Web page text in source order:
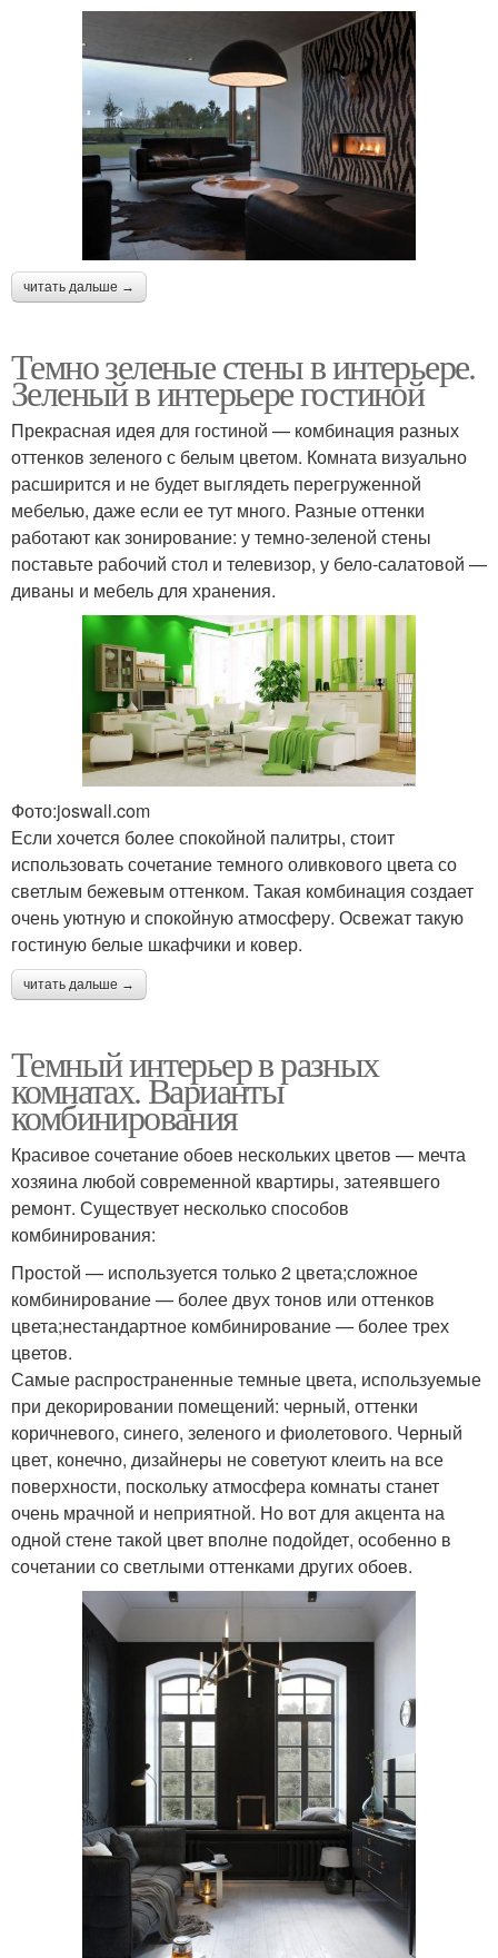
читать дальше →
Темно зеленые стены в интерьере.
Зеленый в интерьере гостиной
Прекрасная идея для гостиной — комбинация разных
оттенков зеленого с белым цветом. Комната визуально
расширится и не будет выглядеть перегруженной
мебелью, даже если ее тут много. Разные оттенки
работают как зонирование: у темно-зеленой стены
поставьте рабочий стол и телевизор, у бело-салатовой —
диваны и мебель для хранения.
Фото:joswall.com
Если хочется более спокойной палитры, стоит
использовать сочетание темного оливкового цвета со
светлым бежевым оттенком. Такая комбинация создает
очень уютную и спокойную атмосферу. Освежат такую
гостиную белые шкафчики и ковер.
читать дальше →
Темный интерьер в разных
комнатах. Варианты
комбинирования
Красивое сочетание обоев нескольких цветов — мечта
хозяина любой современной квартиры, затеявшего
ремонт. Существует несколько способов
комбинирования:
Простой — используется только 2 цвета;сложное
комбинирование — более двух тонов или оттенков
цвета;нестандартное комбинирование — более трех
цветов.
Самые распространенные темные цвета, используемые
при декорировании помещений: черный, оттенки
коричневого, синего, зеленого и фиолетового. Черный
цвет, конечно, дизайнеры не советуют клеить на все
поверхности, поскольку атмосфера комнаты станет
очень мрачной и неприятной. Но вот для акцента на
одной стене такой цвет вполне подойдет, особенно в
сочетании со светлыми оттенками других обоев.